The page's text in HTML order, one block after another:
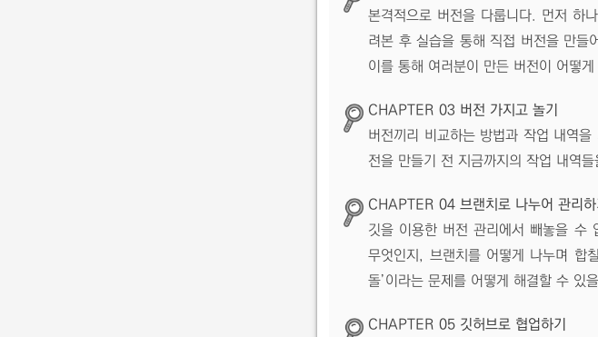
본격적으로 버전을 다룹니다. 먼저 하
려본 후 실습을 통해 직접 버전을 만들
이를 통해 여러분이 만든 버전이 어떻
CHAPTER 03 버전 가지고 놀기
버전끼리 비교하는 방법과 작업 내역
전을 만들기 전 지금까지의 작업 내역
CHAPTER 04 브랜치로 나누어 관리하
깃을 이용한 버전 관리에서 빼놓을 수
무엇인지, 브랜치를 어떻게 나누며 합
돌’이라는 문제를 어떻게 해결할 수 있
CHAPTER 05 깃허브로 협업하기